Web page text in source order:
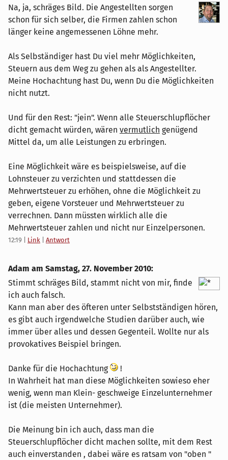
Na, ja, schräges Bild. Die Angestellten sorgen
schon für sich selber, die Firmen zahlen schon
länger keine angemessenen Löhne mehr.
Als Selbständiger hast Du viel mehr Möglichkeiten,
Steuern aus dem Weg zu gehen als als Angestellter.
Meine Hochachtung hast Du, wenn Du die Möglichkeiten
nicht nutzt.
Und für den Rest: "jein". Wenn alle Steuerschlupflöcher
dicht gemacht würden, wären vermutlich genügend
Mittel da, um alle Leistungen zu erbringen.
Eine Möglichkeit wäre es beispielsweise, auf die
Lohnsteuer zu verzichten und stattdessen die
Mehrwertsteuer zu erhöhen, ohne die Möglichkeit zu
geben, eigene Vorsteuer und Mehrwertsteuer zu
verrechnen. Dann müssten wirklich alle die
Mehrwertsteuer zahlen und nicht nur Einzelpersonen.
12:19 Link Antwort
Adam am Samstag, 27. November 2010:
Stimmt schräges Bild, stammt nicht von mir, finde
ich auch falsch.
Kann man aber des öfteren unter Selbstständigen hören,
es gibt auch irgendwelche Studien darüber auch, wie
immer über alles und dessen Gegenteil. Wollte nur als
provokatives Beispiel bringen.
Danke für die Hochachtung
!
In Wahrheit hat man diese Möglichkeiten sowieso eher
wenig, wenn man Klein- geschweige Einzelunternehmer
ist (die meisten Unternehmer).
Die Meinung bin ich auch, dass man die
Steuerschlupflöcher dicht machen sollte, mit dem Rest
auch einverstanden , dabei wäre es ratsam von "oben "